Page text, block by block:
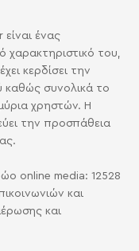
ένας
χαρακτηριστικό του,
κερδίσει την
καθώς συνολικά το
χρηστών. Η
την προσπάθεια
online media: 12528
και
και